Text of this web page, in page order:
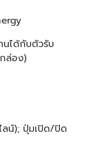
นได้กับตัวรับ
ล่อง)
ลน์); ปุ่มเปิด/ปิด